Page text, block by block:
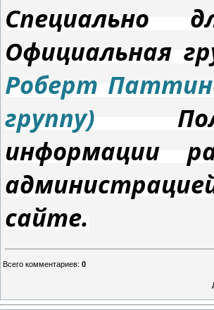
Официальная
Роберт
группу)
информации
сайте.
Всего комментариев: 0